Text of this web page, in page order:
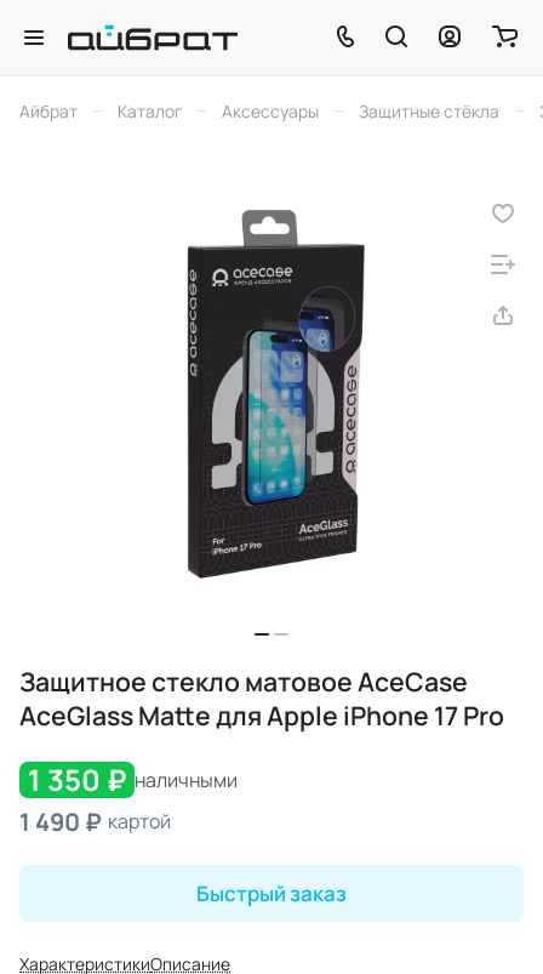
Айбрат – Каталог – Аксессуары – Защитные стёкла –
Защитное стекло матовое AceCase
AceGlass Matte для Apple iPhone 17 Pro
1 350 ₽ наличными
1 490 ₽ картой
Быстрый заказ
ХарактеристикиОписание